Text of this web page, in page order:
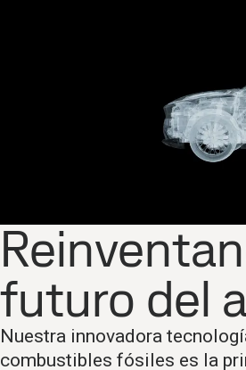
futuro del
Nuestra innovadora
combustibles fósiles es la